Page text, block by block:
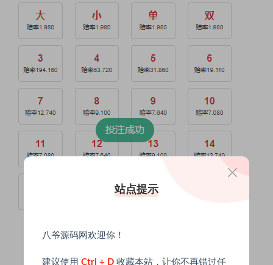
站点提示
八爷源码网欢迎你！
建议使用 Ctrl + D 收藏本站，让你不再错过任